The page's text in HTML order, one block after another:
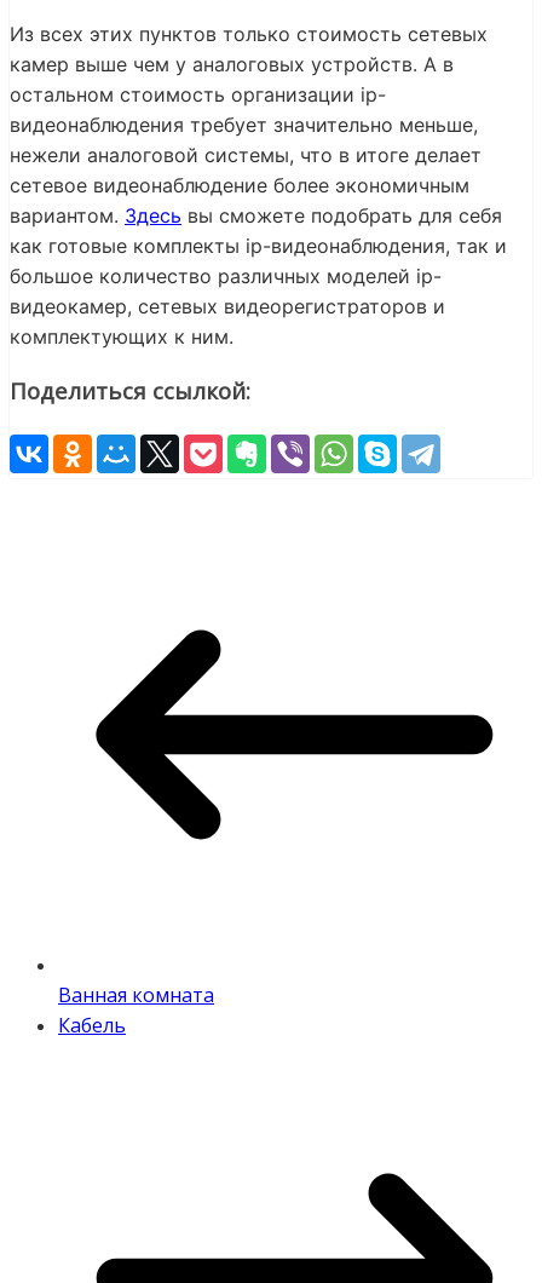
Из всех этих пунктов только стоимость сетевых
камер выше чем у аналоговых устройств. А в
остальном стоимость организации ip-
видеонаблюдения требует значительно меньше,
нежели аналоговой системы, что в итоге делает
сетевое видеонаблюдение более экономичным
вариантом. Здесь вы сможете подобрать для себя
как готовые комплекты ip-видеонаблюдения, так и
большое количество различных моделей ip-
видеокамер, сетевых видеорегистраторов и
комплектующих к ним.
Поделиться ссылкой:
Ванная комната
Кабель